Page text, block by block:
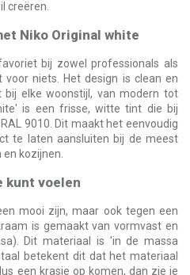
creëren.
Niko Original white
bij zowel professionals als
niets. Het design is clean en
bij elke woonstijl, van modern tot
is een frisse, witte tint die bij
9010. Dit maakt het eenvoudig
te laten aansluiten bij de meest
kozijnen.
kunt voelen
mooi zijn, maar ook tegen een
is gemaakt van vormvast en
Dit materiaal is 'in de massa
betekent dit dat het materiaal
een krasje op komen, dan zie je